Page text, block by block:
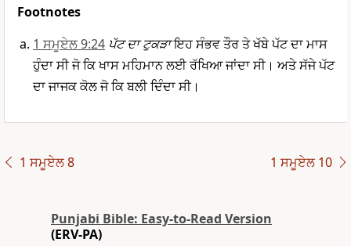
Footnotes
1 ਸਮੂਏਲ 9:24 ਪੱਟ ਦਾ ਟੁਕੜਾਇਹ ਸੰਭਵ ਤੌਰ ਤੇ ਖੱਬੇ ਪੱਟ ਦਾ ਮਾਸ
ਹੁੰਦਾ ਸੀ ਜੋ ਕਿ ਖਾਸ ਮਹਿਮਾਨ ਲਈ ਰੱਖਿਆ ਜਾਂਦਾ ਸੀ। ਅਤੇ ਸੱਜੇ ਪੱਟ
ਦਾ ਜਾਜਕ ਕੋਲ ਜੋ ਕਿ ਬਲੀ ਦਿੰਦਾ ਸੀ।
1 ਸਮੂਏਲ 8 1 ਸਮੂਏਲ 10
Punjabi Bible: Easy-to-Read Version
(ERV-PA)